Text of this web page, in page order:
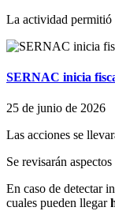
La actividad permitió
SERNAC inicia
25 de junio de 2026
Las acciones se
Se revisarán
En caso de detectar
cuales pueden llegar